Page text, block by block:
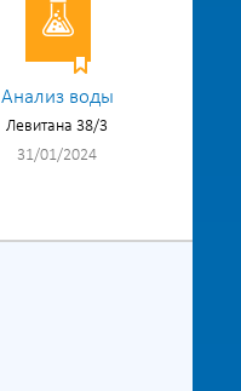
Анализ воды
Левитана 38/3
31/01/2024